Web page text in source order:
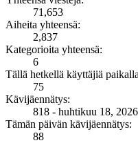
71,653
Aiheita yhteensä:
2,837
Kategorioita yhteensä:
6
Tällä hetkellä käyttäjiä
75
Kävijäennätys:
818 - huhtikuu 18,
Tämän päivän kävijäennätys:
88